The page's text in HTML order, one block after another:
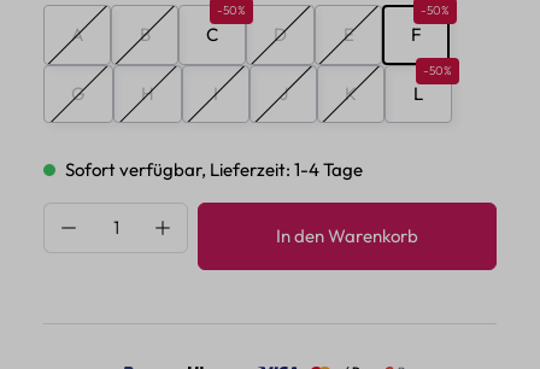
A
(Diese Option ist zurzeit nicht verfügbar.)
B
(Diese Option ist zurzeit nicht verfügbar.)
C
Rabatt 50%
-50%
D
(Diese Option ist zurzeit nicht
E F
Rabatt 50%
-50%
G
(Diese Option ist zurzeit nicht verfügbar.)
H
(Diese Option ist zurzeit nicht verfügbar.)
I
(Diese Option ist zurzeit nicht verfügbar.)
J
(Diese Option ist zurzeit nicht
K L
Rabatt 50%
-50%
Sofort verfügbar, Lieferzeit: 1-4 Tage
Produkt Anzahl: Gib den gewünschten
In den Warenkorb